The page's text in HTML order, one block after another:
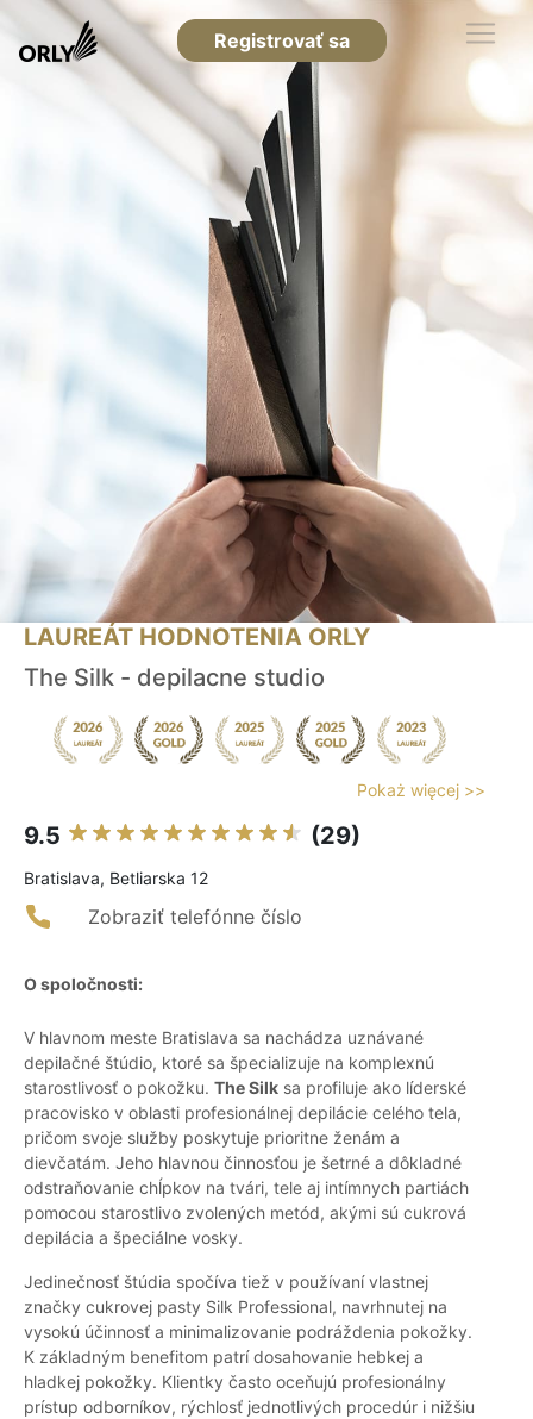
Registrovať sa
LAUREÁT HODNOTENIA ORLY
The Silk - depilacne studio
Pokaż więcej >>
9.5 (29)
Bratislava, Betliarska 12
Zobraziť telefónne číslo
O spoločnosti:
V hlavnom meste Bratislava sa nachádza uznávané
depilačné štúdio, ktoré sa špecializuje na komplexnú
starostlivosť o pokožku. The Silk sa profiluje ako líderské
pracovisko v oblasti profesionálnej depilácie celého tela,
pričom svoje služby poskytuje prioritne ženám a
dievčatám. Jeho hlavnou činnosťou je šetrné a dôkladné
odstraňovanie chĺpkov na tvári, tele aj intímnych partiách
pomocou starostlivo zvolených metód, akými sú cukrová
depilácia a špeciálne vosky.
Jedinečnosť štúdia spočíva tiež v používaní vlastnej
značky cukrovej pasty Silk Professional, navrhnutej na
vysokú účinnosť a minimalizovanie podráždenia pokožky.
K základným benefitom patrí dosahovanie hebkej a
hladkej pokožky. Klientky často oceňujú profesionálny
prístup odborníkov, rýchlosť jednotlivých procedúr i nižšiu